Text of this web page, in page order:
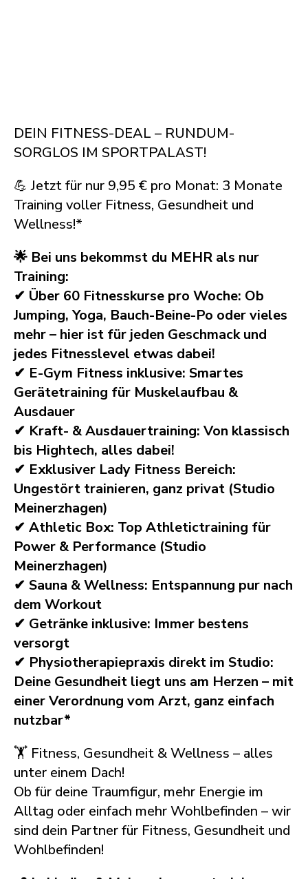
DEIN FITNESS-DEAL – RUNDUM-
SORGLOS IM SPORTPALAST!
💪 Jetzt für nur 9,95 € pro Monat: 3 Monate
Training voller Fitness, Gesundheit und
Wellness!*
🌟 Bei uns bekommst du MEHR als nur
Training:
✔ Über 60 Fitnesskurse pro Woche: Ob
Jumping, Yoga, Bauch-Beine-Po oder vieles
mehr – hier ist für jeden Geschmack und
jedes Fitnesslevel etwas dabei!
✔ E-Gym Fitness inklusive: Smartes
Gerätetraining für Muskelaufbau &
Ausdauer
✔ Kraft- & Ausdauertraining: Von klassisch
bis Hightech, alles dabei!
✔ Exklusiver Lady Fitness Bereich:
Ungestört trainieren, ganz privat (Studio
Meinerzhagen)
✔ Athletic Box: Top Athletictraining für
Power & Performance (Studio
Meinerzhagen)
✔ Sauna & Wellness: Entspannung pur nach
dem Workout
✔ Getränke inklusive: Immer bestens
versorgt
✔ Physiotherapiepraxis direkt im Studio:
Deine Gesundheit liegt uns am Herzen – mit
einer Verordnung vom Arzt, ganz einfach
nutzbar*
🏋️ Fitness, Gesundheit & Wellness – alles
unter einem Dach!
Ob für deine Traumfigur, mehr Energie im
Alltag oder einfach mehr Wohlbefinden – wir
sind dein Partner für Fitness, Gesundheit und
Wohlbefinden!